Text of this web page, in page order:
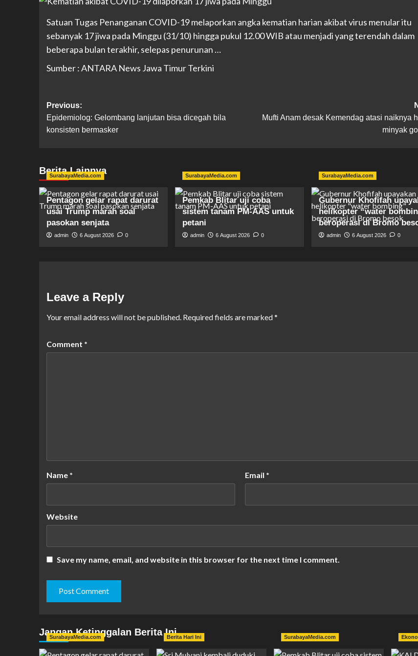
Satuan Tugas Penanganan COVID-19 melaporkan angka kematian harian akibat virus menular itu
sebanyak 17 jiwa pada Minggu (31/10) hingga pukul 12.00 WIB atau menjadi yang terendah dalam
beberapa bulan terakhir, selepas penurunan …
Sumber : ANTARA News Jawa Timur Terkini
Previous:
Epidemiolog: Gelombang lanjutan bisa dicegah bila
konsisten bermasker
Mufti Anam desak Kemendag atasi naiknya
minyak
Berita Lainnya
SurabayaMedia.com
Pentagon gelar rapat darurat
usai Trump marah soal
pasokan senjata
admin 6 August 2026 0
SurabayaMedia.com
Pemkab Blitar uji coba
sistem tanam PM-AAS untuk
petani
admin 6 August 2026 0
SurabayaMedia.com
Gubernur Khofifah
helikopter “water
beroperasi di Bromo
admin 6 August 2026 0
Leave a Reply
Your email address will not be published. Required fields are marked*
Comment *
Name * Email *
Website
Save my name, email, and website in this browser for the next time I comment.
Jangan Ketinggalan Berita Ini
SurabayaMedia.com Berita Hari Ini SurabayaMedia.com